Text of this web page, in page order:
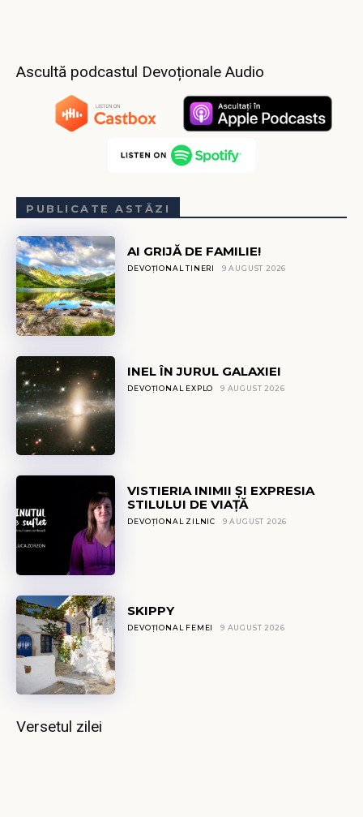
Ascultă podcastul Devoționale Audio
PUBLICATE ASTĂZI
AI GRIJĂ DE FAMILIE!
DEVOȚIONAL TINERI 9 AUGUST 2026
INEL ÎN JURUL GALAXIEI
DEVOȚIONAL EXPLO 9 AUGUST 2026
VISTIERIA INIMII ȘI EXPRESIA
STILULUI DE VIAȚĂ
DEVOȚIONAL ZILNIC 9 AUGUST 2026
SKIPPY
DEVOȚIONAL FEMEI 9 AUGUST 2026
Versetul zilei